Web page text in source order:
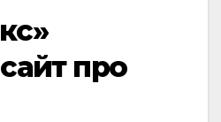
про